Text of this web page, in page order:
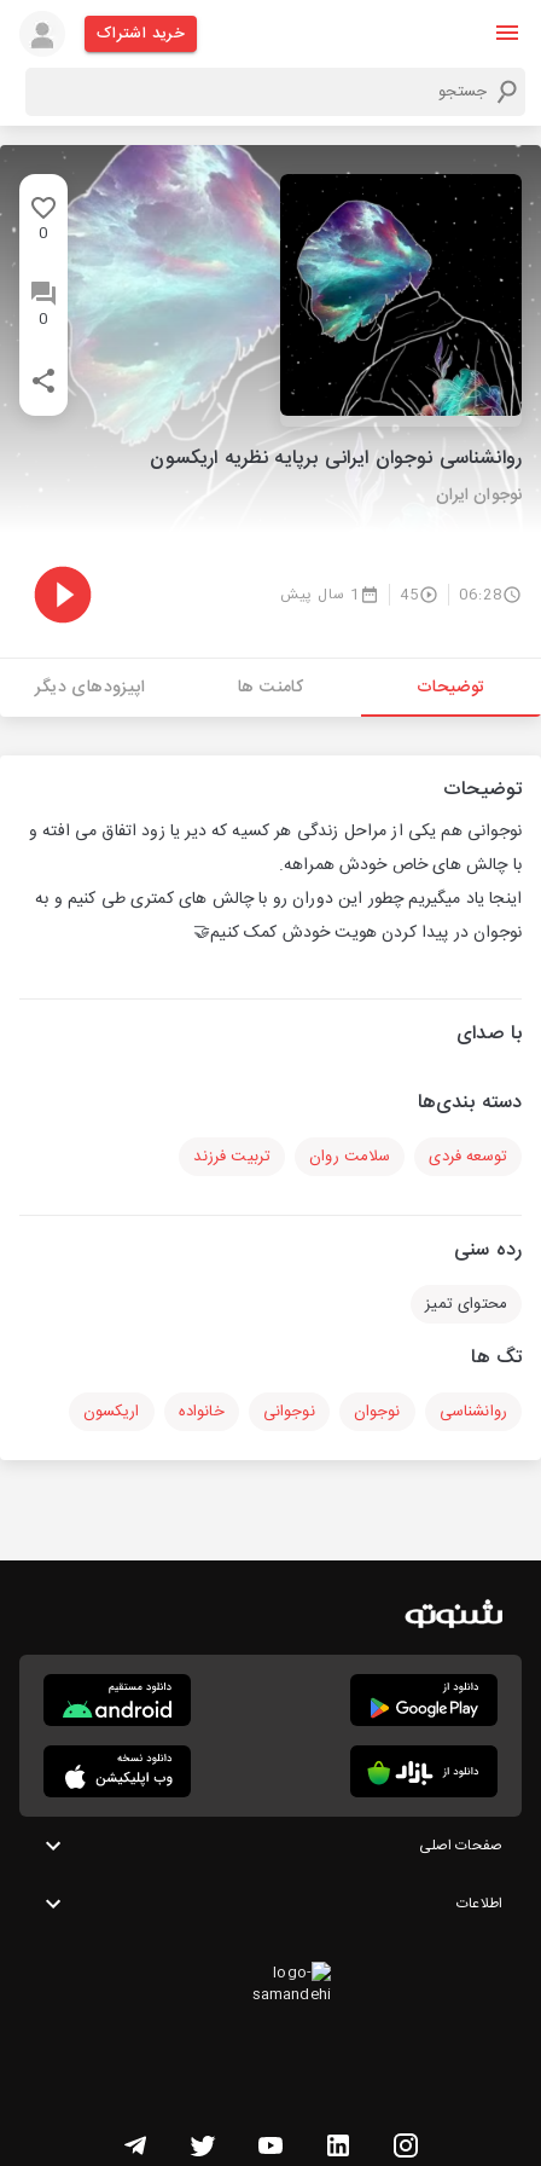
خرید اشتراک
0
0
روانشناسی نوجوان ایرانی برپایه نظریه اریکسون
نوجوان ایران
06:28
45 1 سال پیش
توضیحات کامنت ها اپیزودهای دیگر
توضیحات
نوجوانی هم یکی از مراحل زندگی هر کسیه که دیر یا زود اتفاق می افته و
با چالش های خاص خودش همراهه.
اینجا یاد میگیریم چطور این دوران رو با چالش های کمتری طی کنیم و به
نوجوان در پیدا کردن هویت خودش کمک کنیم🤝
با صدای
دسته بندی‌ها
توسعه فردی سلامت روان تربیت فرزند
رده سنی
محتوای تمیز
تگ ها
روانشناسی نوجوان نوجوانی خانواده اریکسون
صفحات اصلی
اطلاعات